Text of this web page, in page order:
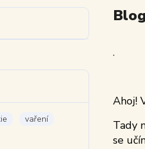
vaření
.
Ahoj!
Tady
se